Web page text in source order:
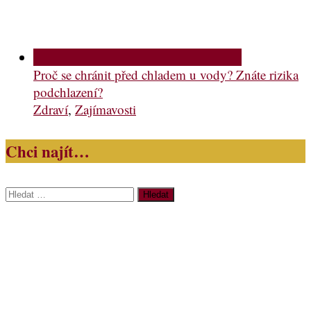
Proč se chránit před chladem u vody? Znáte rizika
podchlazení?
Zdraví, Zajímavosti
Chci najít…
Vyhledávání